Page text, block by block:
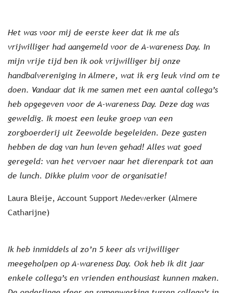
Het was voor mij de eerste keer dat ik me als
vrijwilliger had aangemeld voor de A-wareness Day. In
mijn vrije tijd ben ik ook vrijwilliger bij onze
handbalvereniging in Almere, wat ik erg leuk vind om te
doen. Vandaar dat ik me samen met een aantal collega’s
heb opgegeven voor de A-wareness Day. Deze dag was
geweldig. Ik moest een leuke groep van een
zorgboerderij uit Zeewolde begeleiden. Deze gasten
hebben de dag van hun leven gehad! Alles wat goed
geregeld: van het vervoer naar het dierenpark tot aan
de lunch. Dikke pluim voor de organisatie!
Laura Bleije, Account Support Medewerker (Almere
Catharijne)
Ik heb inmiddels al zo’n 5 keer als vrijwilliger
meegeholpen op A-wareness Day. Ook heb ik dit jaar
enkele collega’s en vrienden enthousiast kunnen maken.